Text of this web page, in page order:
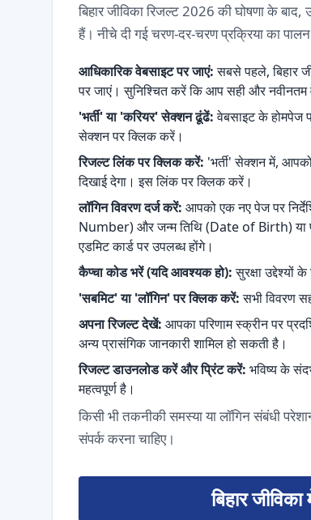
बिहार जीविका रिजल्ट 2026 की घोषणा के
हैं। नीचे दी गई चरण-दर-चरण प्रक्रिया का
आधिकारिक वेबसाइट पर जाएं:सबसे पहले, बिहार
पर जाएं। सुनिश्चित करें कि आप सही और नवीनतम
'भर्ती' या 'करियर' सेक्शन ढूंढें:वेबसाइट के होमपेज
सेक्शन पर क्लिक करें।
रिजल्ट लिंक पर क्लिक करें: 'भर्ती' सेक्शन में,
दिखाई देगा। इस लिंक पर क्लिक करें।
लॉगिन विवरण दर्ज करें: आपको एक नए पेज पर
Number) और जन्म तिथि (Date of Birth) या
एडमिट कार्ड पर उपलब्ध होंगे।
कैप्चा कोड भरें (यदि आवश्यक हो):सुरक्षा
'सबमिट' या 'लॉगिन' पर क्लिक करें:सभी विवरण
अपना रिजल्ट देखें: आपका परिणाम स्क्रीन पर
अन्य प्रासंगिक जानकारी शामिल हो सकती है।
रिजल्ट डाउनलोड करें और प्रिंट करें: भविष्य के
महत्वपूर्ण है।
किसी भी तकनीकी समस्या या लॉगिन संबंधी
संपर्क करना चाहिए।
बिहार